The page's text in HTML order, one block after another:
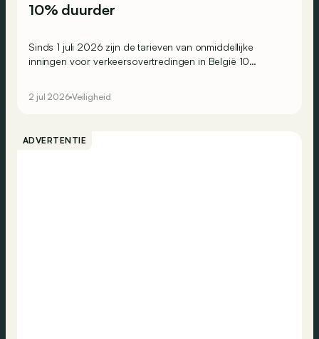
10% duurder
Sinds 1 juli 2026 zijn de tarieven van onmiddellijke
inningen voor verkeersovertredingen in België 10
2 jul 2026 Veiligheid
ADVERTENTIE